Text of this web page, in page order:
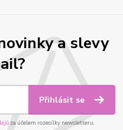
a slevy
Přihlásit se
za účelem rozesílky newsletteru.